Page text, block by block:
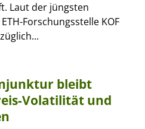
Laut der jüngsten
Forschungsstelle KOF
bleibt
Volatilität und